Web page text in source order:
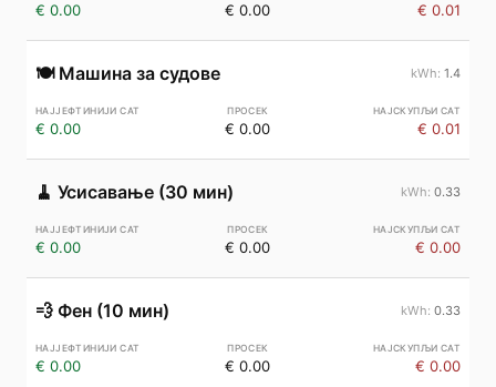
€ 0.00 € 0.00 € 0.01
🍽️ Машина за судове 1.4
€ 0.00 € 0.00 € 0.01
🧹 Усисавање (30 мин) 0.33
€ 0.00 € 0.00 € 0.00
💨 Фен (10 мин) 0.33
€ 0.00 € 0.00 € 0.00